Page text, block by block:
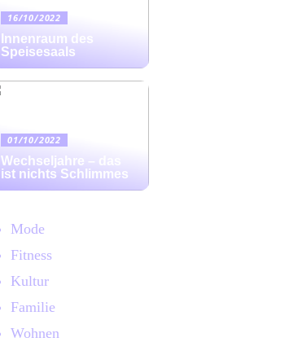
16/10/2022
Innenraum des
Speisesaals
01/10/2022
Wechseljahre – das
ist nichts Schlimmes
Mode
Fitness
Kultur
Familie
Wohnen